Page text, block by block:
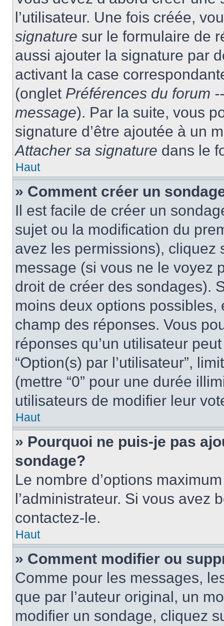
l’utilisateur. Une fois créée,
signature sur le formulaire de
aussi ajouter la signature par
activant la case
(onglet Préférences du forum
message). Par la suite, vous
signature d’être ajoutée à un
Attacher sa signature dans le
Haut
» Comment créer un
Il est facile de créer un
sujet ou la modification du
avez les permissions), cliquez
message (si vous ne le voyez
droit de créer des sondages).
moins deux options
champ des réponses. Vous
réponses qu’un utilisateur
“Option(s) par l’utilisateur”,
(mettre “0” pour une durée
utilisateurs de modifier leur
Haut
» Pourquoi ne puis-je pas
sondage?
Le nombre d’options
l’administrateur. Si vous avez
contactez-le.
Haut
» Comment modifier ou
Comme pour les messages,
que par l’auteur original, un
modifier un sondage, cliquez